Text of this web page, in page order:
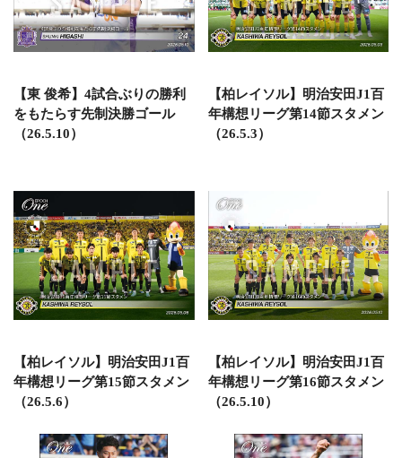
【東 俊希】4試合ぶりの勝利
をもたらす先制決勝ゴール
（26.5.10）
【柏レイソル】明治安田J1百
年構想リーグ第14節スタメン
（26.5.3）
【柏レイソル】明治安田J1百
年構想リーグ第15節スタメン
（26.5.6）
【柏レイソル】明治安田J1百
年構想リーグ第16節スタメン
（26.5.10）